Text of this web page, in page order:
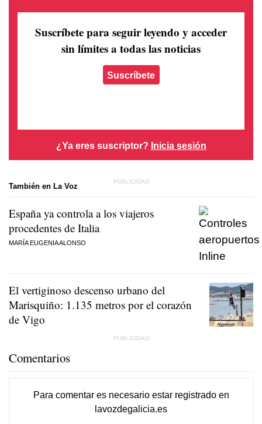
Suscríbete para seguir leyendo y acceder
sin límites a todas las noticias
Suscríbete
¿Ya eres suscriptor? Inicia sesión
También en La Voz
España ya controla a los viajeros
procedentes de Italia
MARÍA EUGENIA ALONSO
El vertiginoso descenso urbano del
Marisquiño: 1.135 metros por el corazón
de Vigo
Comentarios
Para comentar es necesario estar registradoen
lavozdegalicia.es